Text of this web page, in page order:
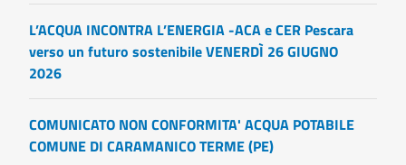
L’ACQUA INCONTRA L’ENERGIA -ACA e CER Pescara
verso un futuro sostenibile VENERDÌ 26 GIUGNO
2026
COMUNICATO NON CONFORMITA' ACQUA POTABILE
COMUNE DI CARAMANICO TERME (PE)